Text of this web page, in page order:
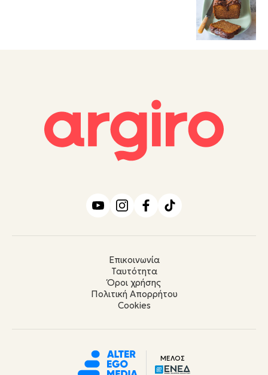
Επικοινωνία
Ταυτότητα
Όροι χρήσης
Πολιτική Απορρήτου
Cookies
ΜΕΛΟΣ